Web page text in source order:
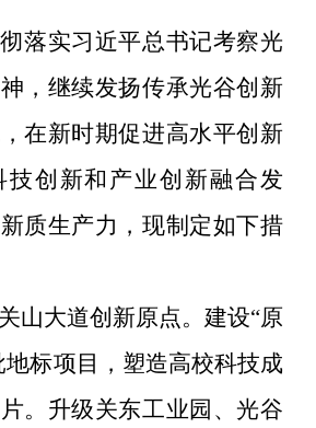
落实习近平总书记考察光
，继续发扬传承光谷创新
在新时期促进高水平创新
技创新和产业创新融合发
质生产力，现制定如下措
关山大道创新原点。 建设“原
地标项目，塑造高校科技成
。升级关东工业园、光谷